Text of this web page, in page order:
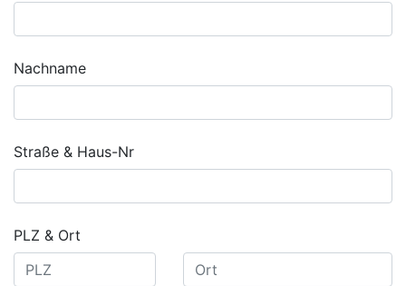
Nachname
Straße & Haus-Nr
PLZ & Ort